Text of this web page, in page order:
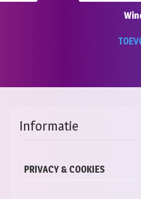
Informatie
PRIVACY & COOKIES